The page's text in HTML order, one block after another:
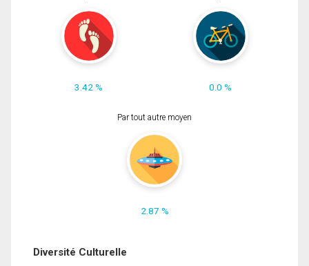
3.42 % 0.0 %
Par tout autre moyen
2.87 %
Diversité Culturelle